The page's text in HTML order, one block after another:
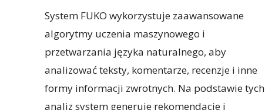
System FUKO wykorzystuje zaawansowane
algorytmy uczenia maszynowego i
przetwarzania języka naturalnego, aby
analizować teksty, komentarze, recenzje i inne
formy informacji zwrotnych. Na podstawie tych
analiz system generuje rekomendacje i